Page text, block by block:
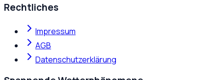
Rechtliches
Impressum
AGB
Datenschutzerklärung